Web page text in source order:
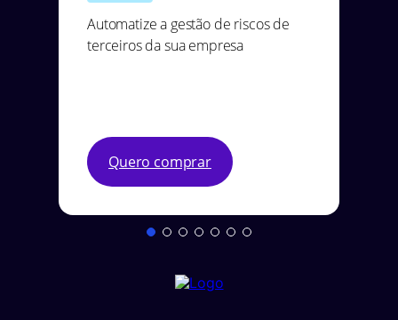
Automatize a gestão de riscos de
terceiros da sua empresa
Quero comprar